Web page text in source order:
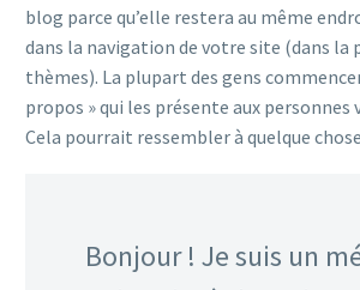
blog parce qu’elle restera au même
dans la navigation de votre site (dans la
thèmes). La plupart des gens
propos » qui les présente aux
Cela pourrait ressembler à quelque
Bonjour ! Je suis un